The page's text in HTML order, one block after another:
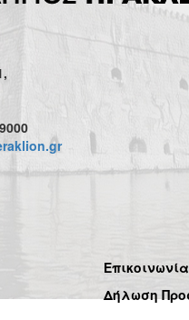
Επικοινωνία
Δήλωση